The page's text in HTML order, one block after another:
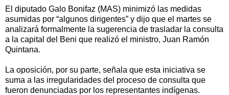
El diputado Galo Bonifaz (MAS) minimizó las medidas
asumidas por “algunos dirigentes” y dijo que el martes se
analizará formalmente la sugerencia de trasladar la consulta
a la capital del Beni que realizó el ministro, Juan Ramón
Quintana.
La oposición, por su parte, señala que esta iniciativa se
suma a las irregularidades del proceso de consulta que
fueron denunciadas por los representantes indígenas.